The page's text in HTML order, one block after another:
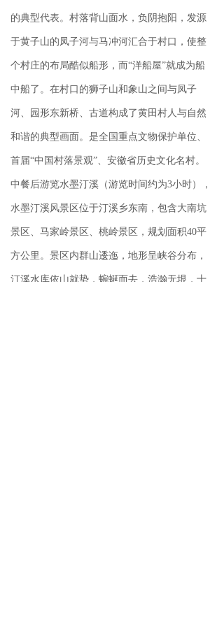
的典型代表。村落背山面水，负阴抱阳，发源
于黄子山的凤子河与马冲河汇合于村口，使整
个村庄的布局酷似船形，而“洋船屋”就成为船
中船了。在村口的狮子山和象山之间与凤子
河、园形东新桥、古道构成了黄田村人与自然
和谐的典型画面。是全国重点文物保护单位、
首届“中国村落景观”、安徽省历史文化名村。
中餐后游览水墨汀溪（游览时间约为3小时），
水墨汀溪风景区位于汀溪乡东南，包含大南坑
景区、马家岭景区、桃岭景区，规划面积40平
方公里。景区内群山逶迤，地形呈峡谷分布，
汀溪水库依山就势，蜿蜒而去，浩瀚无垠，十